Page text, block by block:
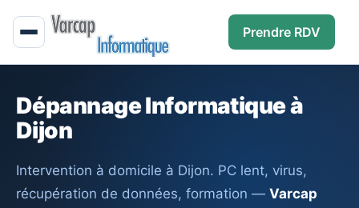
Prendre RDV
Dépannage Informatique à
Dijon
Intervention à domicile à Dijon. PC lent, virus,
récupération de données, formation — Varcap